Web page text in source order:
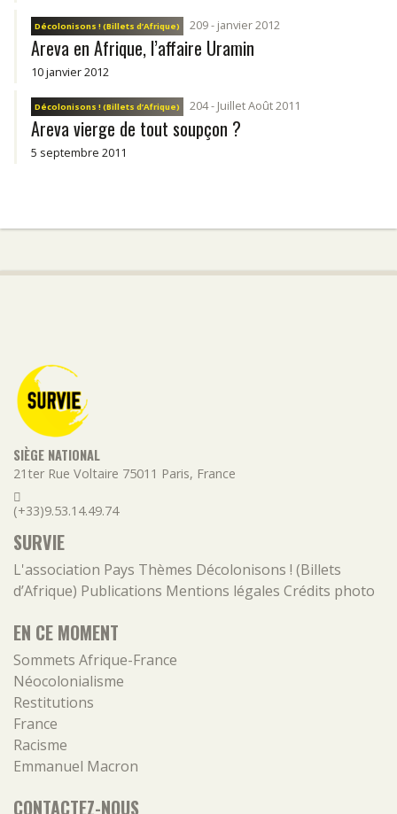
Décolonisons ! (Billets d’Afrique) 209 - janvier 2012
Areva en Afrique, l’affaire Uramin
10 janvier 2012
Décolonisons ! (Billets d’Afrique) 204 - Juillet Août 2011
Areva vierge de tout soupçon ?
5 septembre 2011
SIÈGE NATIONAL
21ter Rue Voltaire 75011 Paris, France
(+33)9.53.14.49.74
SURVIE
L'association Pays Thèmes Décolonisons ! (Billets
d’Afrique) Publications Mentions légales Crédits photo
EN CE MOMENT
Sommets Afrique-France
Néocolonialisme
Restitutions
France
Racisme
Emmanuel Macron
CONTACTEZ-NOUS